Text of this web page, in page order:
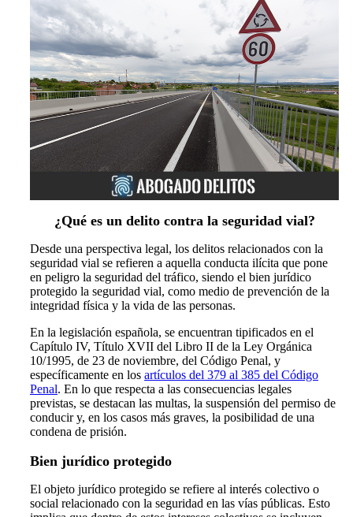
¿Qué es un delito contra la seguridad vial?
Desde una perspectiva legal, los delitos relacionados con la
seguridad vial se refieren a aquella conducta ilícita que pone
en peligro la seguridad del tráfico, siendo el bien jurídico
protegido la seguridad vial, como medio de prevención de la
integridad física y la vida de las personas.
En la legislación española, se encuentran tipificados en el
Capítulo IV, Título XVII del Libro II de la Ley Orgánica
10/1995, de 23 de noviembre, del Código Penal, y
específicamente en los artículos del 379 al 385 del Código
Penal. En lo que respecta a las consecuencias legales
previstas, se destacan las multas, la suspensión del permiso de
conducir y, en los casos más graves, la posibilidad de una
condena de prisión.
Bien jurídico protegido
El objeto jurídico protegido se refiere al interés colectivo o
social relacionado con la seguridad en las vías públicas. Esto